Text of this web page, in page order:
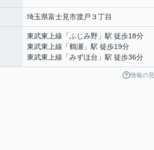
埼玉県富士見市渡戸 ３丁目
東武東上線 「ふじみ野 」駅 徒歩18分
東武東上線 「鶴瀬 」駅 徒歩19分
東武東上線 「みずほ台 」駅 徒歩36分
情報の